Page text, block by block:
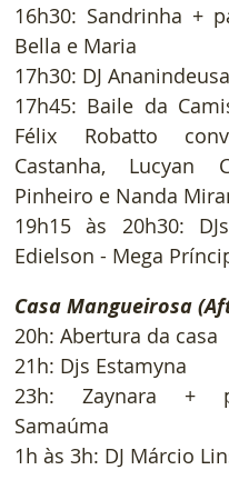
16h30: Sandrinha +
Bella e Maria
17h30: DJ Ananindeusa
17h45: Baile da
Félix Robatto
Castanha, Lucyan
Pinheiro e Nanda
19h15 às 20h30:
Edielson - Mega
Casa Mangueirosa
20h: Abertura da casa
21h: Djs Estamyna
23h: Zaynara +
Samaúma
1h às 3h: DJ Márcio